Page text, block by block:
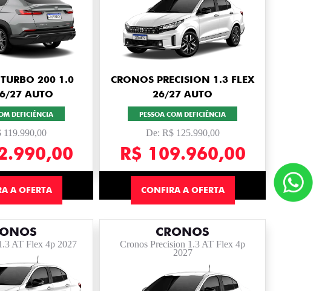
200 1.0
27 AUTO
DEFICIÊNCIA
119.990,00
A OFERTA
CRONOS PRECISION 1.3 FLEX
26/27 AUTO
PESSOA COM DEFICIÊNCIA
De: R$ 125.990,00
R$ 109.960,00
CONFIRA A OFERTA
AT Flex 4p 2027
CRONOS
Cronos Precision 1.3 AT Flex 4p
2027